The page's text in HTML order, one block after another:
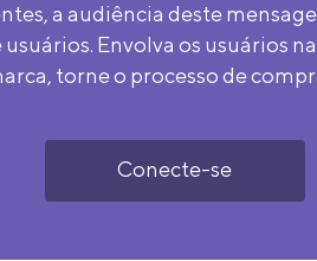
a audiência deste
Envolva os usuários
torne o processo de
Conecte-se